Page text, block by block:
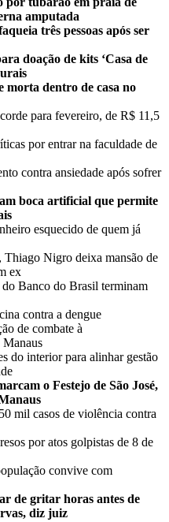
amputada
três pessoas após ser
doação de kits ‘Casa de
morta dentro de casa no
para fevereiro, de R$ 11,5
por entrar na faculdade de
contra ansiedade após sofrer
boca artificial que permite
esquecido de quem já
Thiago Nigro deixa mansão de
ex
Banco do Brasil terminam
contra a dengue
de combate à
do interior para alinhar gestão
o Festejo de São José,
mil casos de violência contra
por atos golpistas de 8 de
convive com
de gritar horas antes de
diz juiz